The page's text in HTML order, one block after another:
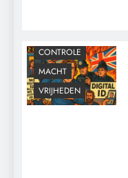
CONTROLE
MACHT
VRIJHEDEN